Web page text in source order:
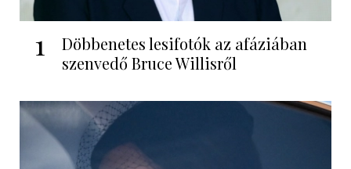
1
Döbbenetes lesifotók az afáziában
szenvedő Bruce Willisről